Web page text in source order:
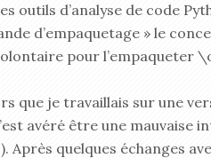
outils d’analyse de code
d’empaquetage » le
pour l’empaqueter
que je travaillais sur une
avéré être une
). Après quelques échanges